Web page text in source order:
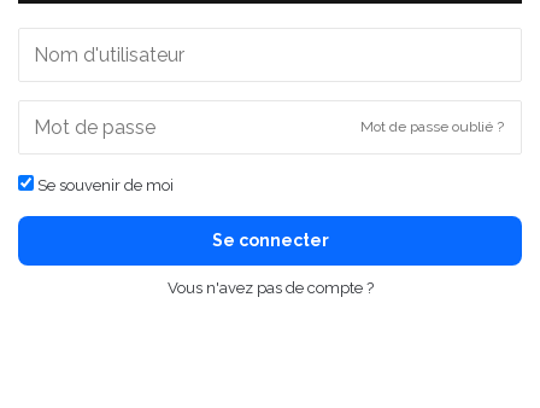
Mot de passe oublié ?
Se souvenir de moi
Se connecter
Vous n'avez pas de compte ?